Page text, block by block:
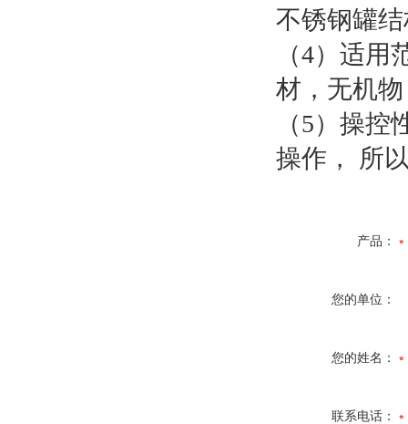
不锈钢罐
（4）适
材，无机
（5）操
操作， 所
产品：
您的单位：
您的姓名：
联系电话：